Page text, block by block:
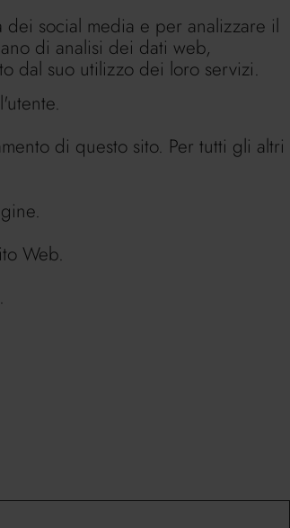
social media e per analizzare il
di analisi dei dati web,
dal suo utilizzo dei loro servizi.
di questo sito. Per tutti gli altri
Web.